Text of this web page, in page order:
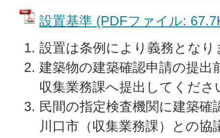
設置基準 (PDFファイル:
設置は条例により義務となり
建築物の建築確認申請の提出
収集業務課へ提出してくださ
民間の指定検査機関に建築確
川口市（収集業務課）との協